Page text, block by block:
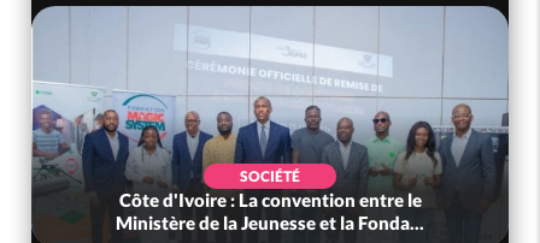
SOCIÉTÉ
Côte d'Ivoire : La convention entre le
Ministère de la Jeunesse et la Fonda...